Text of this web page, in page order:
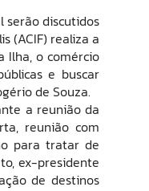
serão discutidos
(ACIF) realiza a
Ilha, o comércio
e buscar
de Souza.
a reunião da
reunião com
para tratar de
ex-presidente
de destinos